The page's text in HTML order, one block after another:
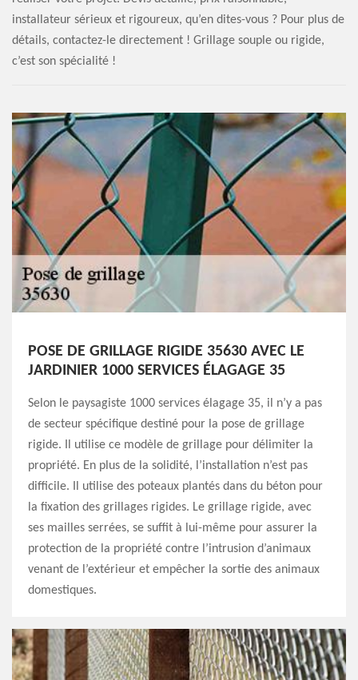
installateur sérieux et rigoureux, qu’en dites-vous ? Pour plus de
détails, contactez-le directement ! Grillage souple ou rigide,
c’est son spécialité !
POSE DE GRILLAGE RIGIDE 35630 AVEC LE
JARDINIER 1000 SERVICES ÉLAGAGE 35
Selon le paysagiste 1000 services élagage 35, il n’y a pas
de secteur spécifique destiné pour la pose de grillage
rigide. Il utilise ce modèle de grillage pour délimiter la
propriété. En plus de la solidité, l’installation n’est pas
difficile. Il utilise des poteaux plantés dans du béton pour
la fixation des grillages rigides. Le grillage rigide, avec
ses mailles serrées, se suffit à lui-même pour assurer la
protection de la propriété contre l’intrusion d’animaux
venant de l’extérieur et empêcher la sortie des animaux
domestiques.